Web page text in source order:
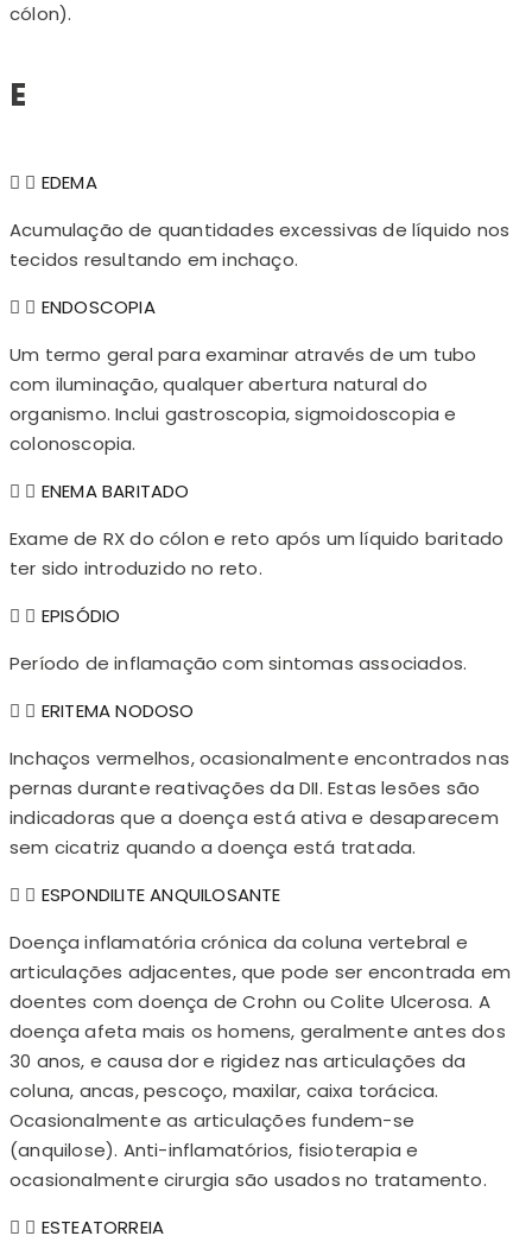
cólon).
E
EDEMA
Acumulação de quantidades excessivas de líquido nos
tecidos resultando em inchaço.
ENDOSCOPIA
Um termo geral para examinar através de um tubo
com iluminação, qualquer abertura natural do
organismo. Inclui gastroscopia, sigmoidoscopia e
colonoscopia.
ENEMA BARITADO
Exame de RX do cólon e reto após um líquido baritado
ter sido introduzido no reto.
EPISÓDIO
Período de inflamação com sintomas associados.
ERITEMA NODOSO
Inchaços vermelhos, ocasionalmente encontrados nas
pernas durante reativações da DII. Estas lesões são
indicadoras que a doença está ativa e desaparecem
sem cicatriz quando a doença está tratada.
ESPONDILITE ANQUILOSANTE
Doença inflamatória crónica da coluna vertebral e
articulações adjacentes, que pode ser encontrada em
doentes com doença de Crohn ou Colite Ulcerosa. A
doença afeta mais os homens, geralmente antes dos
30 anos, e causa dor e rigidez nas articulações da
coluna, ancas, pescoço, maxilar, caixa torácica.
Ocasionalmente as articulações fundem-se
(anquilose). Anti-inflamatórios, fisioterapia e
ocasionalmente cirurgia são usados no tratamento.
ESTEATORREIA